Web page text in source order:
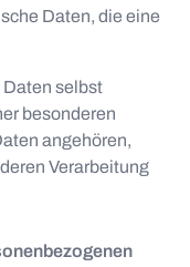
Daten, die eine
Daten selbst
besonderen
angehören,
Verarbeitung